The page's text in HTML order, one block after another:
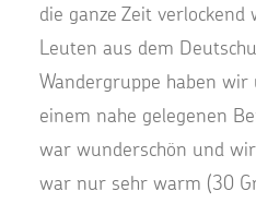
die ganze Zeit
Leuten aus dem
Wandergruppe haben wir
einem nahe gelegenen
war wunderschön und
war nur sehr warm (30